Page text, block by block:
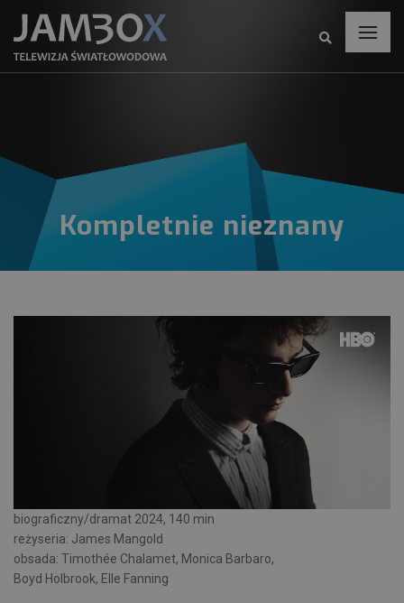
Kompletnie nieznany
biograficzny/dramat 2024, 140 min
reżyseria: James Mangold
obsada: Timothée Chalamet, Monica Barbaro,
Boyd Holbrook, Elle Fanning